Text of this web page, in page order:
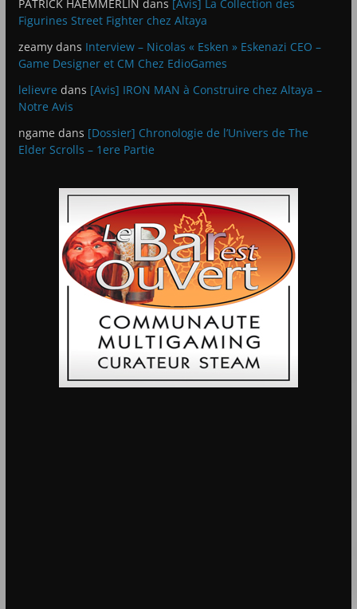
PATRICK HAEMMERLIN dans [Avis] La Collection des
Figurines Street Fighter chez Altaya
zeamydans Interview – Nicolas « Esken » Eskenazi CEO –
Game Designer et CM Chez EdioGames
lelievre dans [Avis] IRON MAN à Construire chez Altaya –
Notre Avis
ngame dans [Dossier] Chronologie de l’Univers de The
Elder Scrolls – 1ere Partie